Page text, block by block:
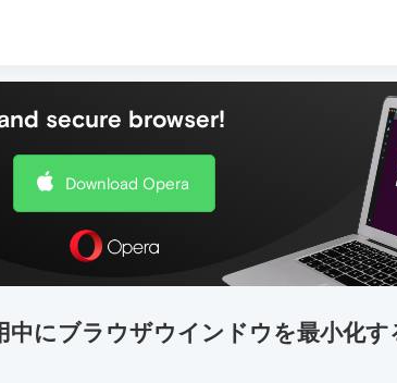
secure browser!
Download Opera
にブラウザウインドウを最小化